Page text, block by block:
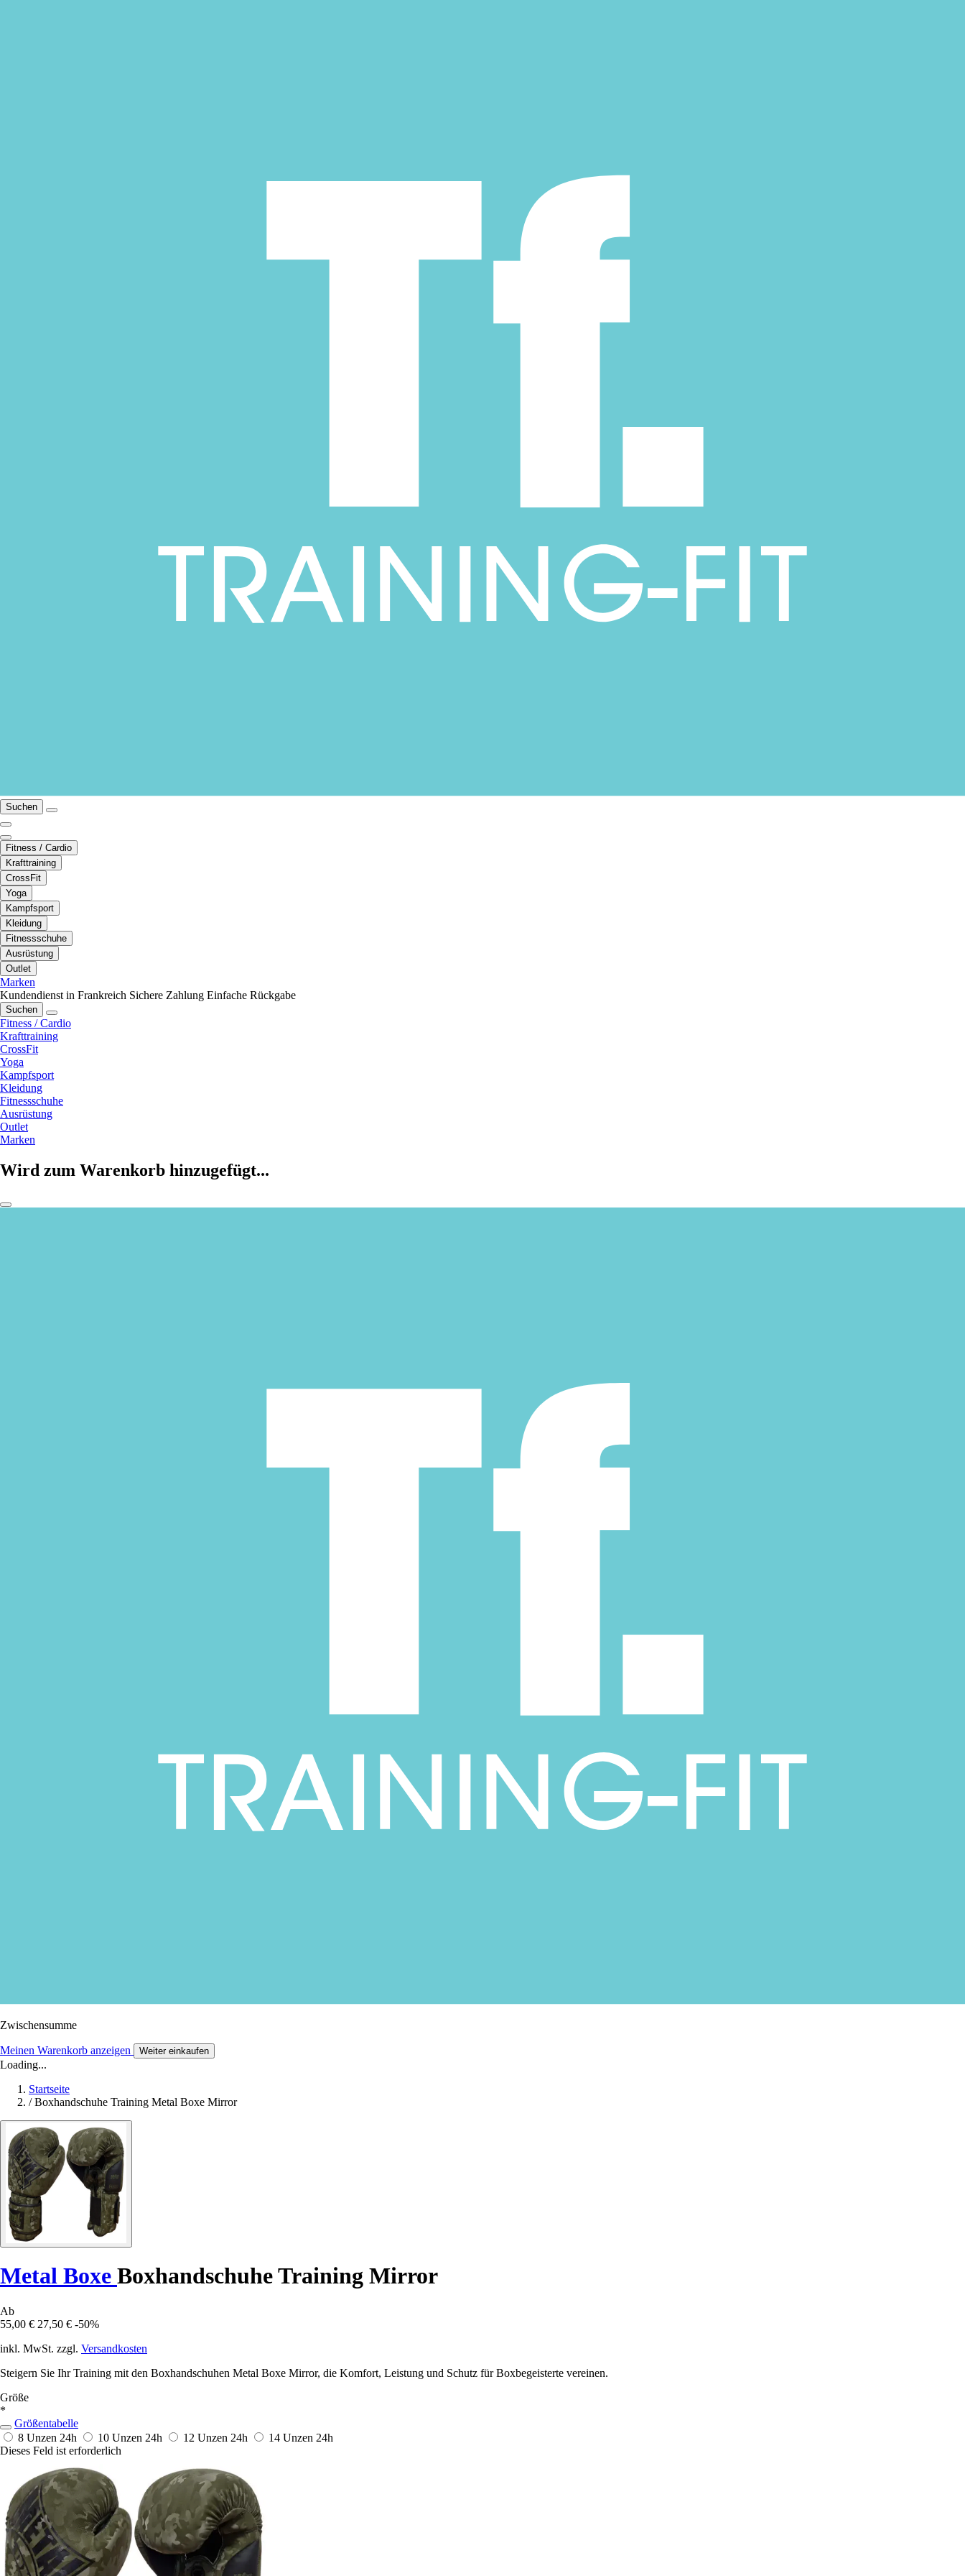
Suchen
Fitness / Cardio
Krafttraining
CrossFit
Yoga
Kampfsport
Kleidung
Fitnessschuhe
Ausrüstung
Outlet
Marken
Kundendienst in Frankreich Sichere Zahlung Einfache Rückgabe
Suchen
Fitness / Cardio
Krafttraining
CrossFit
Yoga
Kampfsport
Kleidung
Fitnessschuhe
Ausrüstung
Outlet
Marken
Wird zum Warenkorb hinzugefügt...
Zwischensumme
Meinen Warenkorb anzeigen Weiter einkaufen
Loading...
Startseite
/ Boxhandschuhe Training Metal Boxe Mirror
Metal Boxe Boxhandschuhe Training Mirror
Ab
55,00 € 27,50 € -50%
inkl. MwSt. zzgl. Versandkosten
Steigern Sie Ihr Training mit den Boxhandschuhen Metal Boxe Mirror, die Komfort, Leistung und Schutz für Boxbegeisterte vereinen.
Größe
*
Größentabelle
8 Unzen 24h 10 Unzen 24h 12 Unzen 24h 14 Unzen 24h
Dieses Feld ist erforderlich